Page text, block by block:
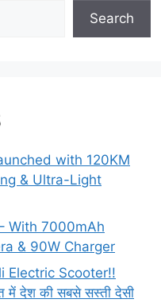
Search
with 120KM
& Ultra-Light
With 7000mAh
& 90W Charger
Electric Scooter!!
देश की सबसे सस्ती देसी